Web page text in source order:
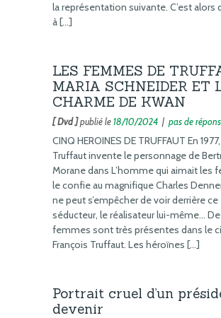
la représentation suivante. C’est alors
à […]
LES FEMMES DE
MARIA SCHNEIDER ET
CHARME DE KWAN
[ Dvd ]publié le18/10/2024 | pas de
CINQ HEROINES DE TRUFFAUT En
Truffaut invente le personnage de
Morane dans L’homme qui aimait les
le confie au magnifique Charles
ne peut s’empêcher de voir derrière ce
séducteur, le réalisateur lui-même…
femmes sont très présentes dans le
François Truffaut. Les héroïnes […]
Portrait cruel d’un
devenir